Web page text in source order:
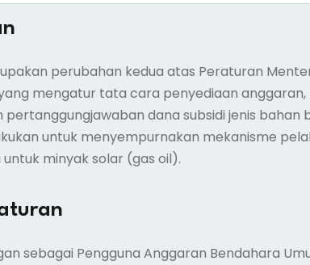
perubahan kedua atas Peraturan
yang mengatur tata cara penyediaan
pertanggungjawaban dana subsidi jenis bahan
untuk menyempurnakan mekanisme
untuk minyak solar (gas oil).
sebagai Pengguna Anggaran Bendahara